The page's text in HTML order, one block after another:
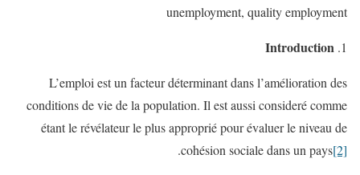
unemployment, quality employment
Introduction
L’emploi est un facteur déterminant dans l’amélioration des
conditions de vie de la population. Il est aussi consideré comme
étant le révélateur le plus approprié pour évaluer le niveau de
cohésion sociale dans un pays[2]
.